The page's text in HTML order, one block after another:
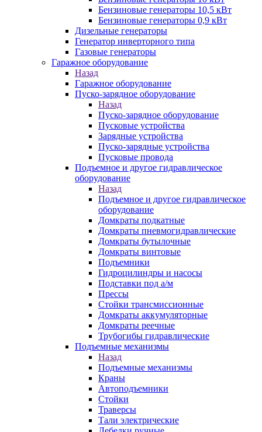
Бензиновые генераторы 10,5 кВт
Бензиновые генераторы 0,9 кВт
Дизельные генераторы
Генератор инверторного типа
Газовые генераторы
Гаражное оборудование
Назад
Гаражное оборудование
Пуско-зарядное оборудование
Назад
Пуско-зарядное оборудование
Пусковые устройства
Зарядные устройства
Пуско-зарядные устройства
Пусковые провода
Подъемное и другое гидравлическое
оборудование
Назад
Подъемное и другое гидравлическое
оборудование
Домкраты подкатные
Домкраты пневмогидравлические
Домкраты бутылочные
Домкраты винтовые
Подъемники
Гидроцилиндры и насосы
Подставки под а/м
Прессы
Стойки трансмиссионные
Домкраты аккумуляторные
Домкраты реечные
Трубогибы гидравлические
Подъемные механизмы
Назад
Подъемные механизмы
Краны
Автоподъемники
Стойки
Траверсы
Тали электрические